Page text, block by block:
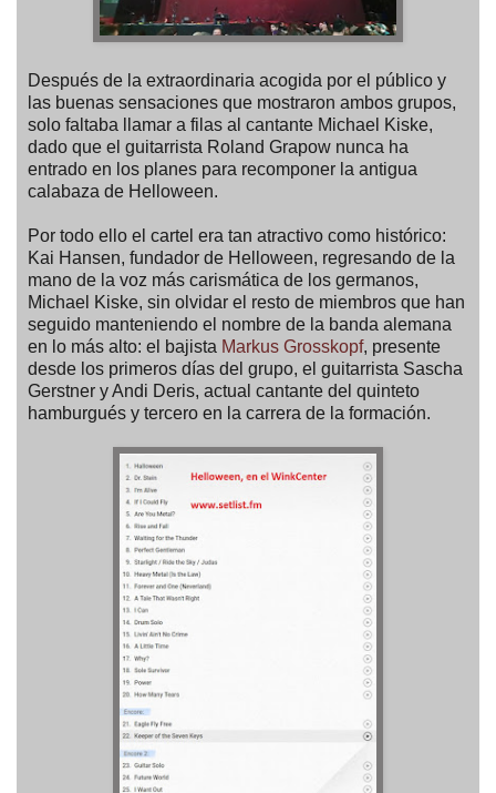
Después de la extraordinaria acogida por el público y
las buenas sensaciones que mostraron ambos grupos,
solo faltaba llamar a filas al cantante Michael Kiske,
dado que el guitarrista Roland Grapow nunca ha
entrado en los planes para recomponer la antigua
calabaza de Helloween.
Por todo ello el cartel era tan atractivo como histórico:
Kai Hansen, fundador de Helloween, regresando de la
mano de la voz más carismática de los germanos,
Michael Kiske, sin olvidar el resto de miembros que han
seguido manteniendo el nombre de la banda alemana
en lo más alto: el bajista Markus Grosskopf, presente
desde los primeros días del grupo, el guitarrista Sascha
Gerstner y Andi Deris, actual cantante del quinteto
hamburgués y tercero en la carrera de la formación.